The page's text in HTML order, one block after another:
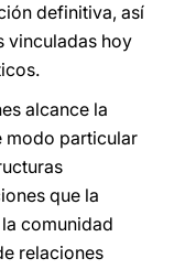
definitiva, así
vinculadas hoy
alcance la
modo particular
que la
comunidad
relaciones